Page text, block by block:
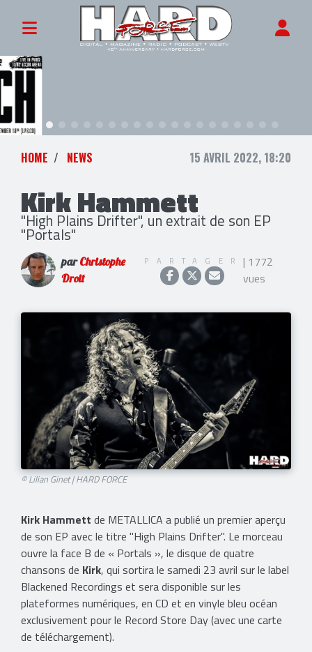
HOME NEWS 15 AVRIL 2022, 18:20
Kirk Hammett
"High Plains Drifter", un extrait de son EP
"Portals"
parChristophe
Droit
PARTAGER | 1772
vues
© Lilian Ginet | HARD FORCE
Kirk Hammett de METALLICA a publié un premier aperçu
de son EP avec le titre "High Plains Drifter". Le morceau
ouvre la face B de « Portals », le disque de quatre
chansons de Kirk, qui sortira le samedi 23 avril sur le label
Blackened Recordings et sera disponible sur les
plateformes numériques, en CD et en vinyle bleu océan
exclusivement pour le Record Store Day (avec une carte
de téléchargement).